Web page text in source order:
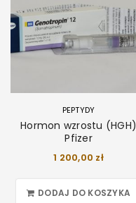
PEPTYDY
Hormon wzrostu (HGH)
Pfizer
1 200,00 zł
DODAJ DO KOSZYKA